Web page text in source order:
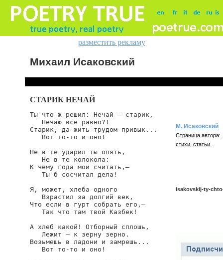
разместить рекламу
Михаил Исаковский
СТАРИК НЕЧАЙ
Ты что ж решил: Нечай — старик,
   Нечаю всё равно?!
Старик, да жить трудом привык...
   Вот то-то и оно!
Не в те ударил ты опять,
   Не в те колокола:
К чему года мои считать,—
   Ты б сосчитал дела!
Я, может, хлеба одного
   Взрастил за долгий век,
Что если в гурт собрать его,—
   Так что там твой Казбек!
А хлеб какой! Отборный сплошь,
   Лежит — к зерну зерно.
Возьмешь в ладони и замрешь...
   Вот то-то и оно!
М. Исаковский
Страница автора:
стихи, статьи.
isakovskij-ty-